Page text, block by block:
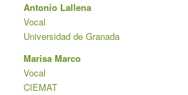
Antonio Lallena
Vocal
Universidad de Granada
Marisa Marco
Vocal
CIEMAT